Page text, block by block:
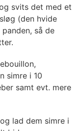
svits det med et
(den hvide
så de
simre i 10
samt evt. mere
lad dem simre i